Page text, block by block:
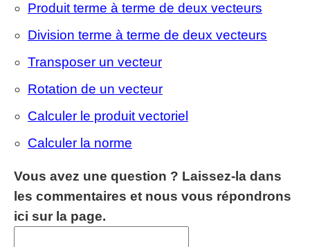
Produit terme à terme de deux vecteurs
Division terme à terme de deux vecteurs
Transposer un vecteur
Rotation de un vecteur
Calculer le produit vectoriel
Calculer la norme
Vous avez une question ? Laissez-la dans
les commentaires et nous vous répondrons
ici sur la page.